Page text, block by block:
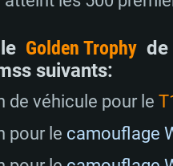
2.2 GHz
ou plus récent
2.2GHz
ne sont pas
Linux 64 bits les
2.4 GHz
Golden Trophy de
suivants:
de véhicule pour le
pour le camouflage